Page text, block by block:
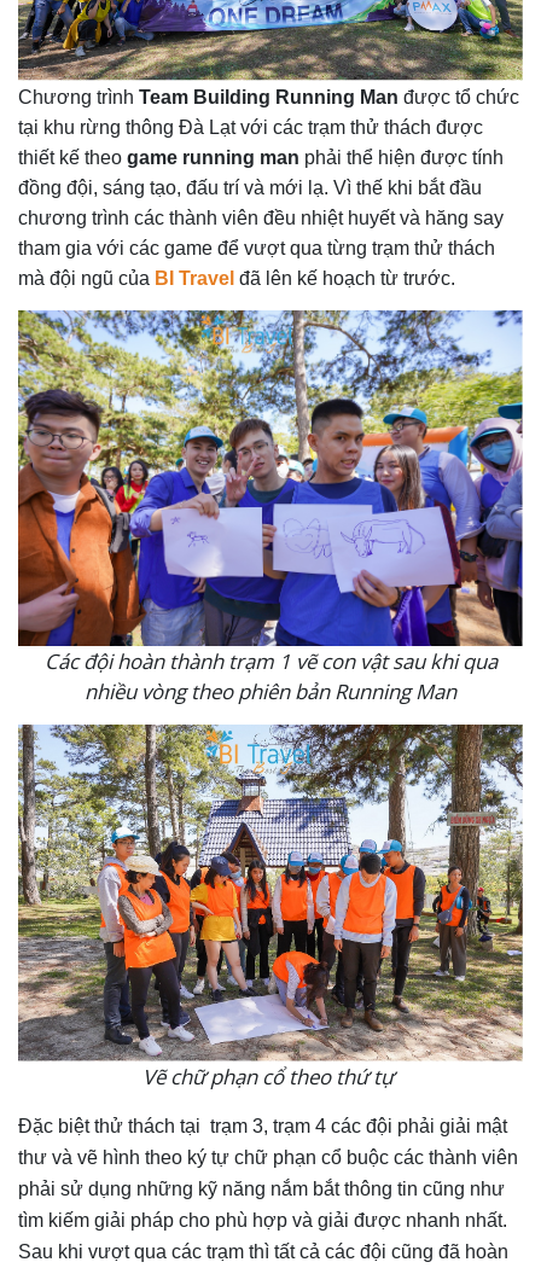
Chương trình Team Building Running Man được tổ chức
tại khu rừng thông Đà Lạt với các trạm thử thách được
thiết kế theo game running man phải thể hiện được tính
đồng đội, sáng tạo, đấu trí và mới lạ. Vì thế khi bắt đầu
chương trình các thành viên đều nhiệt huyết và hăng say
tham gia với các game để vượt qua từng trạm thử thách
mà đội ngũ của BI Travel đã lên kế hoạch từ trước.
Các đội hoàn thành trạm 1 vẽ con vật sau khi qua
nhiều vòng theo phiên bản Running Man
Vẽ chữ phạn cổ theo thứ tự
Đặc biệt thử thách tại trạm 3, trạm 4 các đội phải giải mật
thư và vẽ hình theo ký tự chữ phạn cổ buộc các thành viên
phải sử dụng những kỹ năng nắm bắt thông tin cũng như
tìm kiếm giải pháp cho phù hợp và giải được nhanh nhất.
Sau khi vượt qua các trạm thì tất cả các đội cũng đã hoàn